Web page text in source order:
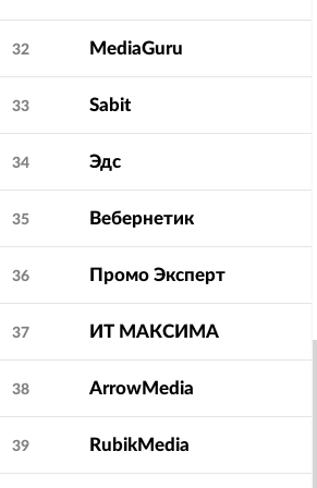
32 MediaGuru
33 Sabit
34 Эдс
35 Вебернетик
36 Промо Эксперт
37 ИТ МАКСИМА
38 ArrowMedia
39 RubikMedia